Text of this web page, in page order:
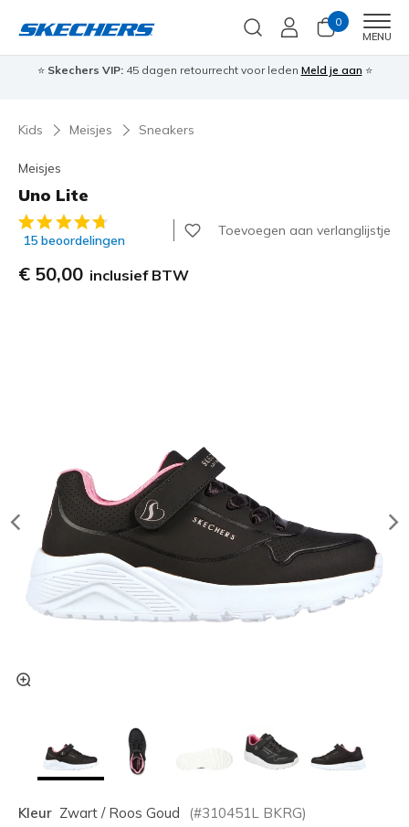
0
MENU
⭐ Skechers VIP:45 dagen retourrecht voor leden Meld je aan ⭐
Kids Meisjes Sneakers
Meisjes
Uno Lite
5 van de 5 klantbeoordelingen
15 beoordelingen
Toevoegen aan verlanglijstje
€ 50,00 inclusief BTW
Kleur Zwart / Roos Goud (#310451L BKRG)